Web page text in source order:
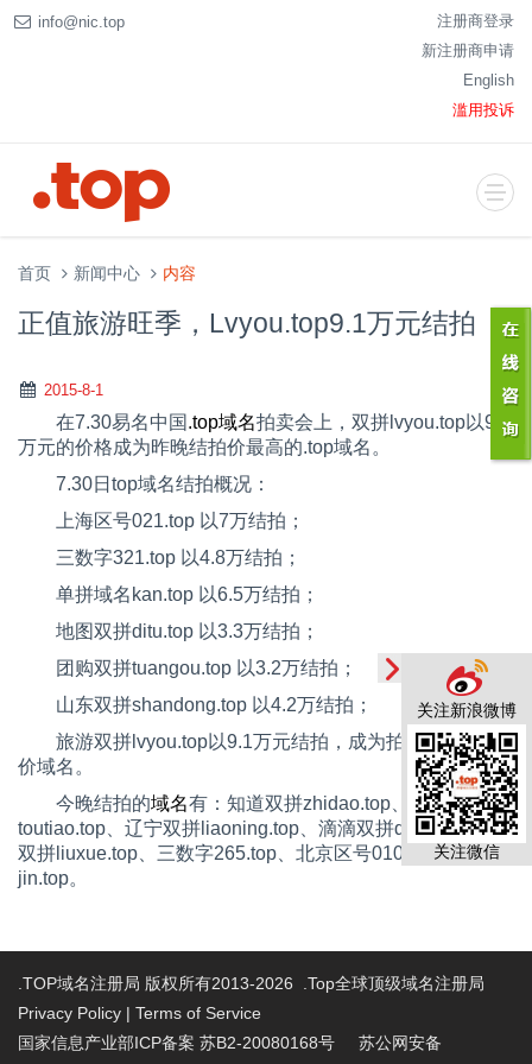
info@nic.top
注册商登录
新注册商申请
English
滥用投诉
关注新浪微博
关注微信
首页 新闻中心 内容
正值旅游旺季，Lvyou.top9.1万元结拍
2015-8-1
在7.30易名中国 .top域名拍卖会上，双拼 lvyou.top以9.1
万元的价格成为昨晚结拍价最高的.top域名。
7.30日top域名结拍概况：
上海区号021.top 以7万结拍；
三数字321.top 以4.8万结拍；
单拼域名 kan.top 以6.5万结拍；
地图双拼ditu.top 以3.3万结拍；
团购双拼tuangou.top 以3.2万结拍；
山东双拼shandong.top 以4.2万结拍；
旅游双拼 lvyou.top以9.1万元结拍，成为拍卖当天的高
价域名。
今晚结拍的域名有：知道双拼zhidao.top 、头条双拼
toutiao.top 、辽宁双拼 liaoning.top 、滴滴双拼didi.top、留学
双拼 liuxue.top 、三数字265.top 、北京区号010.top 以及单拼
jin.top。
.TOP域名注册局 版权所有2013-2026 .Top全球顶级域名注册局
Privacy Policy | Terms of Service
国家信息产业部ICP备案 苏B2-20080168号 苏公网安备